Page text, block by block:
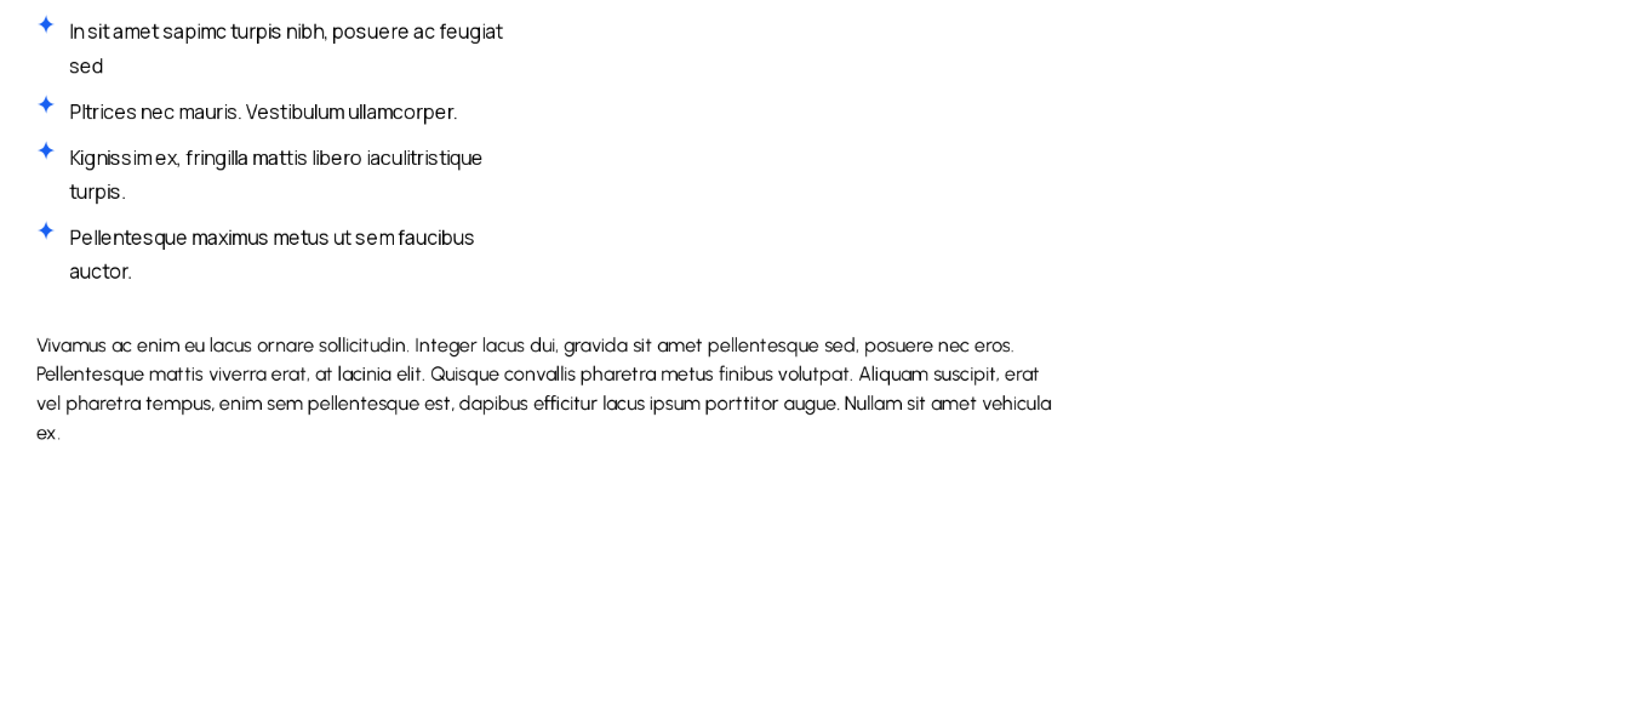
In sit amet sapimc turpis nibh, posuere ac feugiat
sed
Pltrices nec mauris. Vestibulum ullamcorper.
Kignissim ex, fringilla mattis libero iaculitristique
turpis.
Pellentesque maximus metus ut sem faucibus
auctor.
Vivamus ac enim eu lacus ornare sollicitudin. Integer lacus dui, gravida sit amet pellentesque sed, posuere nec eros.
Pellentesque mattis viverra erat, at lacinia elit. Quisque convallis pharetra metus finibus volutpat. Aliquam suscipit, erat
vel pharetra tempus, enim sem pellentesque est, dapibus efficitur lacus ipsum porttitor augue. Nullam sit amet vehicula
ex.